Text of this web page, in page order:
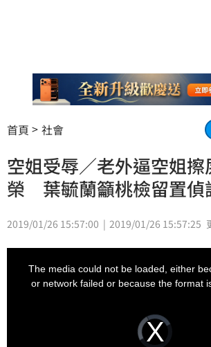
首頁 社會
空姐受辱／老外逼空姐擦
榮 葉毓蘭籲桃檢留置偵
2019/01/26 15:57:00 2019/01/26 15:57:25
Video
Player
is
loading.
The media could not be loaded, either
or network failed or because the format